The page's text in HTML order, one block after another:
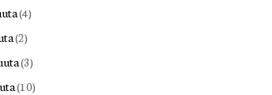
(4)
(2)
(3)
(10)